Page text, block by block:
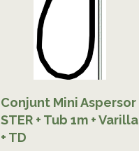
Conjunt Mini Aspersor
STER + Tub 1m + Varilla
+ TD